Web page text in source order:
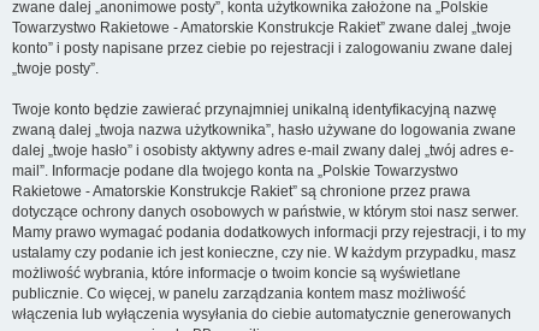
zwane dalej „anonimowe posty”, konta użytkownika założone na „Polskie
Towarzystwo Rakietowe - Amatorskie Konstrukcje Rakiet” zwane dalej „twoje
konto” i posty napisane przez ciebie po rejestracji i zalogowaniu zwane dalej
„twoje posty”.
Twoje konto będzie zawierać przynajmniej unikalną identyfikacyjną nazwę
zwaną dalej „twoja nazwa użytkownika”, hasło używane do logowania zwane
dalej „twoje hasło” i osobisty aktywny adres e-mail zwany dalej „twój adres e-
mail”. Informacje podane dla twojego konta na „Polskie Towarzystwo
Rakietowe - Amatorskie Konstrukcje Rakiet” są chronione przez prawa
dotyczące ochrony danych osobowych w państwie, w którym stoi nasz serwer.
Mamy prawo wymagać podania dodatkowych informacji przy rejestracji, i to my
ustalamy czy podanie ich jest konieczne, czy nie. W każdym przypadku, masz
możliwość wybrania, które informacje o twoim koncie są wyświetlane
publicznie. Co więcej, w panelu zarządzania kontem masz możliwość
włączenia lub wyłączenia wysyłania do ciebie automatycznie generowanych